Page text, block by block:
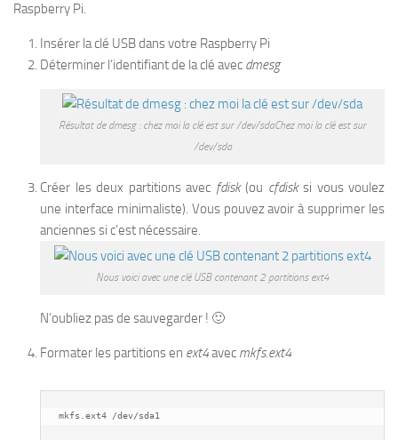
Raspberry Pi.
Insérer la clé USB dans votre Raspberry Pi
Déterminer l’identifiant de la clé avec dmesg
Résultat de dmesg : chez moi la clé est sur /dev/sdaChez moi la clé est sur
/dev/sda
Créer les deux partitions avec fdisk(ou cfdisksi vous voulez
une interface minimaliste). Vous pouvez avoir à supprimer les
anciennes si c’est nécessaire.
Nous voici avec une clé USB contenant 2 partitions ext4
N’oubliez pas de sauvegarder ! 🙂
Formater les partitions en ext4avec mkfs.ext4
mkfs.ext4 /dev/sda1